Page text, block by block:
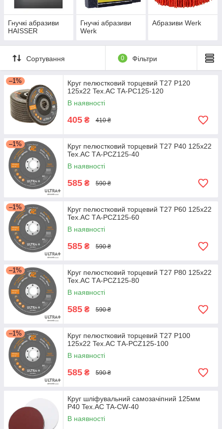
Гнучкі абразиви
HAISSER
Гнучкі абразиви
Werk
Абразиви Werk
Сортування 0 Фільтри
–1%
Круг пелюстковий торцевий Т27 Р120
125х22 Tex.AC TA-PC125-120
В наявності
405 ₴ 410 ₴
–1%
Круг пелюстковий торцевий Т27 Р40 125х22
Tex.AC ТА-PCZ125-40
В наявності
585 ₴ 590 ₴
–1%
Круг пелюстковий торцевий Т27 Р60 125х22
Tex.AC ТА-PCZ125-60
В наявності
585 ₴ 590 ₴
–1%
Круг пелюстковий торцевий Т27 Р80 125х22
Tex.AC ТА-PCZ125-80
В наявності
585 ₴ 590 ₴
–1%
Круг пелюстковий торцевий Т27 Р100
125х22 Tex.AC ТА-PCZ125-100
В наявності
585 ₴ 590 ₴
Круг шліфувальний самозачіпний 125мм
Р40 Tex.AC TA-CW-40
В наявності